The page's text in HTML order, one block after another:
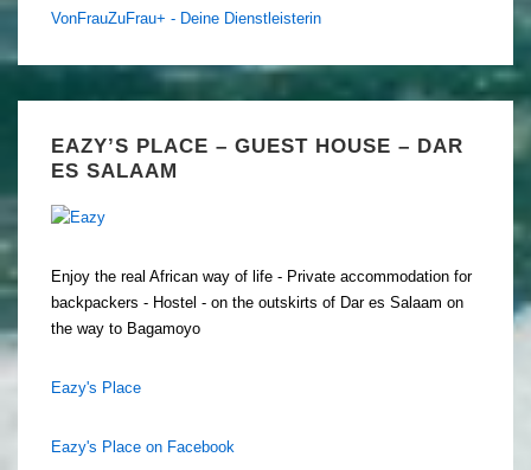
VonFrauZuFrau+ - Deine Dienstleisterin
EAZY’S PLACE – GUEST HOUSE – DAR
ES SALAAM
Enjoy the real African way of life - Private accommodation for
backpackers - Hostel - on the outskirts of Dar es Salaam on
the way to Bagamoyo
Eazy's Place
Eazy's Place on Facebook